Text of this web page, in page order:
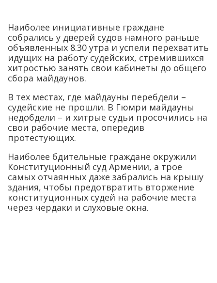
Наиболее инициативные граждане
собрались у дверей судов намного раньше
объявленных 8.30 утра и успели перехватить
идущих на работу судейских, стремившихся
хитростью занять свои кабинеты до общего
сбора майдаунов.
В тех местах, где майдауны перебдели –
судейские не прошли. В Гюмри майдауны
недобдели – и хитрые судьи просочились на
свои рабочие места, опередив
протестующих.
Наиболее бдительные граждане окружили
Конституционный суд Армении, а трое
самых отчаянных даже забрались на крышу
здания, чтобы предотвратить вторжение
конституционных судей на рабочие места
через чердаки и слуховые окна.